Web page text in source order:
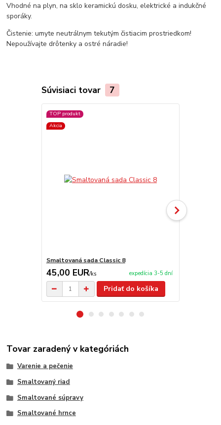
Vhodné na plyn, na sklo keramickú dosku, elektrické a indukčné
sporáky.
Čistenie: umyte neutrálnym tekutým čistiacim prostriedkom!
Nepoužívajte drôtenky a ostré náradie!
Súvisiaci tovar 7
TOP produkt
Akcia
Smaltovaná sada Classic 8
45,00 EUR/ks expedícia 3-5 dní
Pridať do košíka
Tovar zaradený v kategóriách
Varenie a pečenie
Smaltovaný riad
Smaltované súpravy
Smaltované hrnce